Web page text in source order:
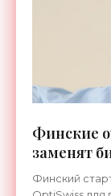
Финские
заменят
Финский